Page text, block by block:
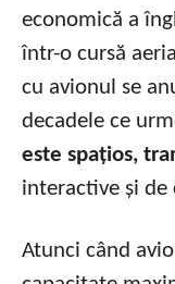
economică a
într-o cursă
cu avionul se
decadele ce
este spațios,
interactive și de
Atunci când